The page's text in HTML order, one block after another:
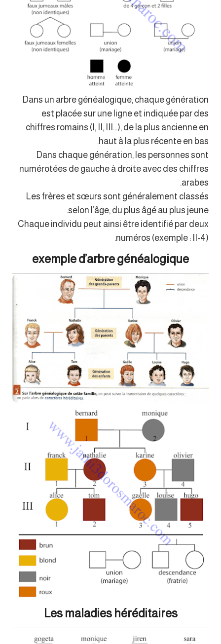
Dans un arbre généalogique, chaque génération
est placée sur une ligne et indiquée par des
chiffres romains (I, II, III…), de la plus ancienne en
haut à la plus récente en bas.
Dans chaque génération, les personnes sont
numérotées de gauche à droite avec des chiffres
arabes.
Les frères et sœurs sont généralement classés
selon l’âge, du plus âgé au plus jeune.
Chaque individu peut ainsi être identifié par deux
numéros (exemple : II-4).
exemple d’arbre généalogique
Les maladies héréditaires